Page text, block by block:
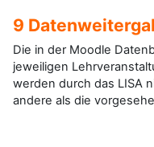
9
Die in der Moodle
jeweiligen
werden durch das LISA
andere als die